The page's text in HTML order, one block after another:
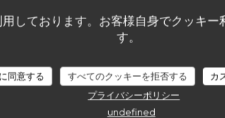
しております。お客様自身でクッキー
す。
同意する すべてのクッキーを拒否する
カ
プライバシーポリシー
undefined
の評価